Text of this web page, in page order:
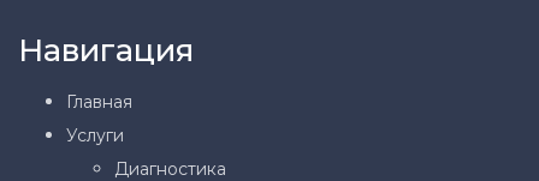
Навигация
Главная
Услуги
Диагностика